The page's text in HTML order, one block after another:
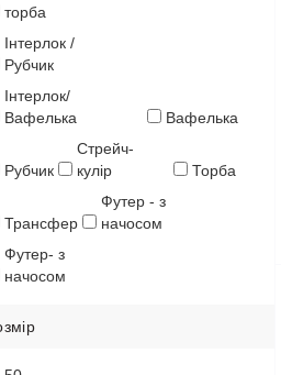
торба
Інтерлок /
Рубчик
Інтерлок/
Вафелька
Вафелька
Рубчик
Стрейч-
кулір
Торба
Трансфер
Футер - з
начосом
Футер- з
начосом